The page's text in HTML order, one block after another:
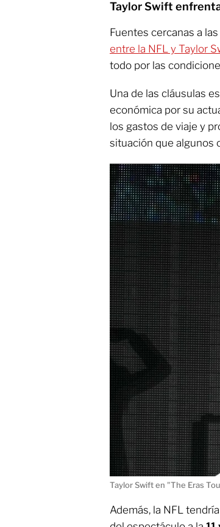
Taylor Swift
Fuentes cercanas a
entre la NFL y Taylor
todo por las
Una de las cláusulas
económica por su
los gastos de viaje y
situación que algunos
Taylor Swift en "The Eras
Además, la NFL